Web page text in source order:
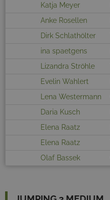
Katja Meyer
Anke Rosellen
Dirk Schlathölter
ina spaetgens
Lizandra Ströhle
Evelin Wahlert
Lena Westermann
Daria Kusch
Elena Raatz
Elena Raatz
Olaf Bassek